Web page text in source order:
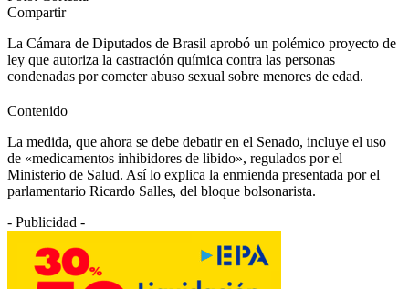
Compartir
La Cámara de Diputados de Brasil aprobó un polémico proyecto de
ley que autoriza la castración química contra las personas
condenadas por cometer abuso sexual sobre menores de edad.
Contenido
La medida, que ahora se debe debatir en el Senado, incluye el uso
de «medicamentos inhibidores de libido», regulados por el
Ministerio de Salud. Así lo explica la enmienda presentada por el
parlamentario Ricardo Salles, del bloque bolsonarista.
- Publicidad -